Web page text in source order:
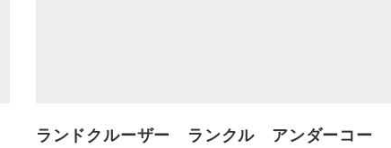
ランドクルーザー ランクル アンダーコー